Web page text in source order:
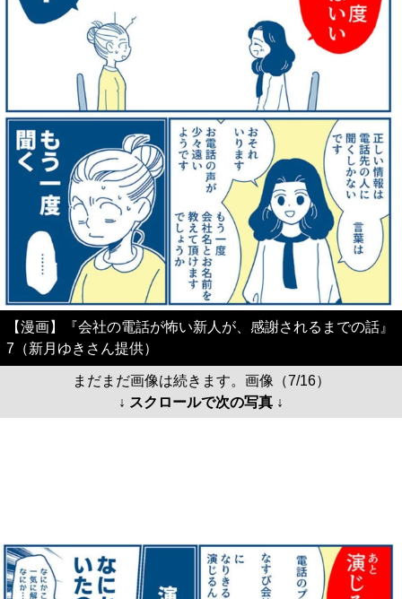
【漫画】『会社の電話が怖い新人が、感謝されるまでの話』
7（新月ゆきさん提供）
まだまだ画像は続きます。画像（7/16）
↓ スクロールで次の写真 ↓